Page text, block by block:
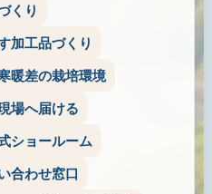
くり
加工品づくり
暖差の栽培環境
場へ届ける
ショールーム
合わせ窓口